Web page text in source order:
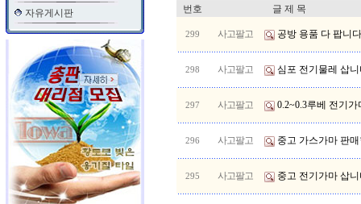
자유게시판
번호 글 제 목
299 사고팔고 공방 용품 다 팝니다
298 사고팔고 심포 전기물레 삽
297 사고팔고 0.2~0.3루베 전기
296 사고팔고 중고 가스가마 판
295 사고팔고 중고 전기가마 삽